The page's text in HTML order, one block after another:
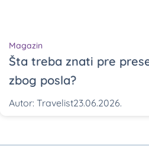
Magazin
Šta treba znati pre
zbog posla?
Autor: Travelist23.06.2026.